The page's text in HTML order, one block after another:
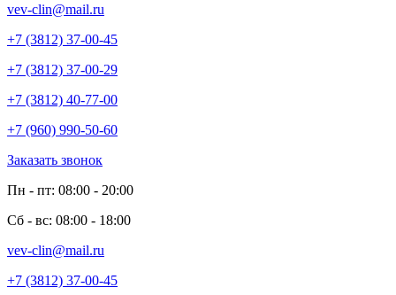
vev-clin@mail.ru
+7 (3812) 37-00-45
+7 (3812) 37-00-29
+7 (3812) 40-77-00
+7 (960) 990-50-60
Заказать звонок
Пн - пт: 08:00 - 20:00
Сб - вс: 08:00 - 18:00
vev-clin@mail.ru
+7 (3812) 37-00-45